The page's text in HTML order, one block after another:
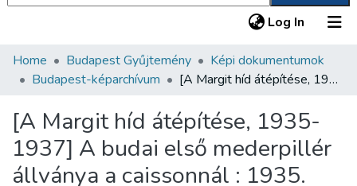
Log In (current)
Communities & Collections
Statistics
About us
Home Budapest Gyűjtemény
Képi dokumentumok
Budapest-képarchívum
[A Margit híd átépítése, 1935-1937] A budai első mederpillér állványa a caissonnál : 1935. VIII. 15.
[A Margit híd átépítése, 1935-
1937] A budai első mederpillér
állványa a caissonnál : 1935.